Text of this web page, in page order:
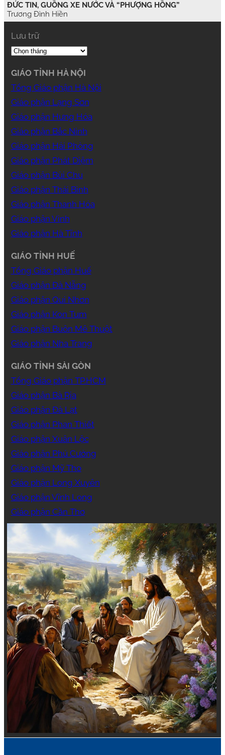
ĐỨC TIN, GUỒNG XE NƯỚC VÀ “PHƯỢNG HỒNG”
Trương Đình Hiền
Lưu trữ
GIÁO TỈNH HÀ NỘI
Tổng Giáo phận Hà Nội
Giáo phận Lạng Sơn
Giáo phận Hưng Hóa
Giáo phận Bắc Ninh
Giáo phận Hải Phòng
Giáo phận Phát Diệm
Giáo phận Bùi Chu
Giáo phận Thái Bình
Giáo phận Thanh Hóa
Giáo phận Vinh
Giáo phận Hà Tĩnh
GIÁO TỈNH HUẾ
Tổng Giáo phận Huế
Giáo phận Đà Nẵng
Giáo phận Qui Nhơn
Giáo phận Kon Tum
Giáo phận Buôn Mê Thuột
Giáo phận Nha Trang
GIÁO TỈNH SÀI GÒN
Tổng Giáo phận TP.HCM
Giáo phận Bà Rịa
Giáo phận Đà Lạt
Giáo phận Phan Thiết
Giáo phận Xuân Lộc
Giáo phận Phú Cường
Giáo phận Mỹ Tho
Giáo phận Long Xuyên
Giáo phận Vĩnh Long
Giáo phận Cần Thơ